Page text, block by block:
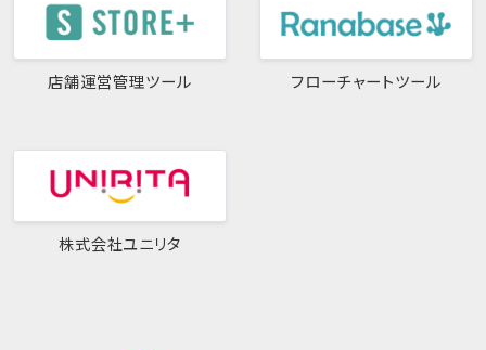
店舗運営管理ツール フローチャートツール
株式会社ユニリタ